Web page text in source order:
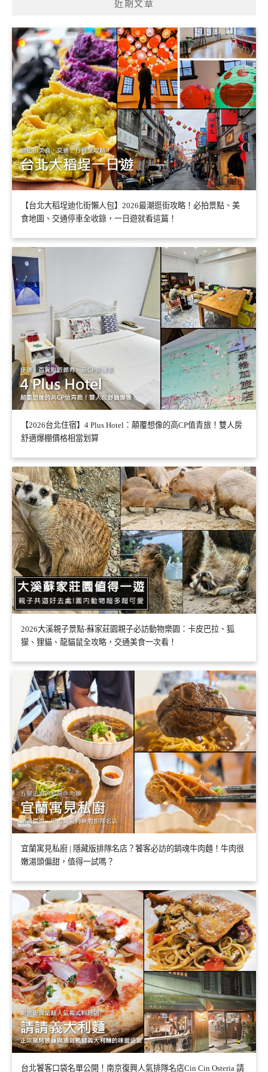
近期文章
【台北大稻埕迪化街懶人包】2026最潮逛街攻略！必拍景點、美
食地圖、交通停車全收錄，一日遊就看這篇！
【2026台北住宿】4 Plus Hotel：顛覆想像的高CP值青旅！雙人房
舒適爆棚價格相當划算
2026大溪親子景點-蘇家莊園親子必訪動物樂園：卡皮巴拉、狐
獴、狸貓、龍貓鼠全攻略，交通美食一次看！
宜蘭寓見私廚 | 隱藏版排隊名店？饕客必訪的銷魂牛肉麵！牛肉很
嫩湯頭偏甜，值得一試嗎？
台北饕客口袋名單公開！南京復興人氣排隊名店Cin Cin Osteria 請